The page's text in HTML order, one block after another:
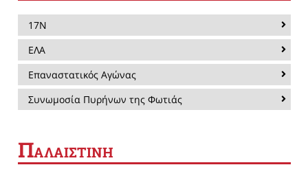
17Ν
ΕΛΑ
Επαναστατικός Αγώνας
Συνωμοσία Πυρήνων της Φωτιάς
ΠΑΛΑΙΣΤΙΝΗ